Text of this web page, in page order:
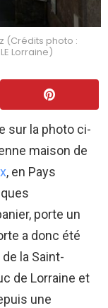
(Crédits photo :
Lorraine)
sur la photo ci-
maison de
, en Pays
porte un
a donc été
la Saint-
de Lorraine et
une